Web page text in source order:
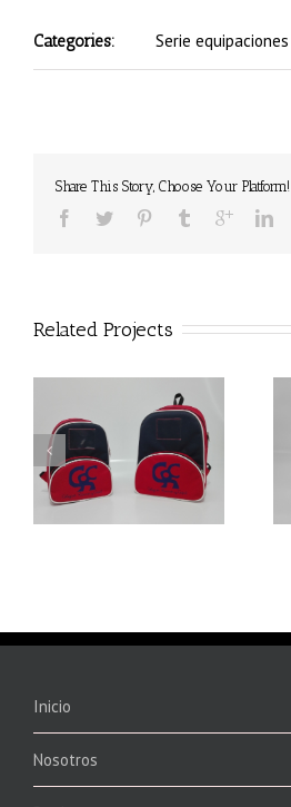
Categories: Serie equipaciones
Share This Story, Choose Your Platform!
Related Projects
Mochila guarderia
Inicio
Nosotros